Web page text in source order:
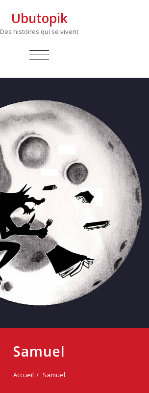
Ubutopik
Des histoires qui se vivent
AFFICHER/MASQUER
Samuel
Accueil Samuel